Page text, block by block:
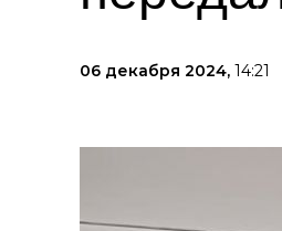
06 декабря 2024, 14:21